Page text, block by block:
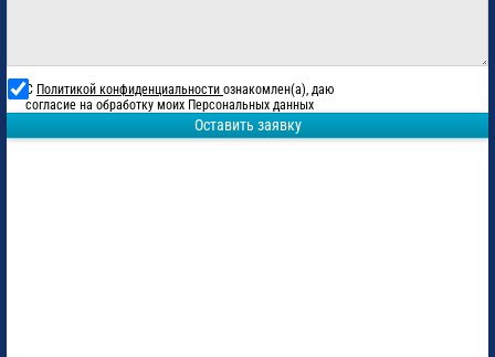
С Политикой конфиденциальности ознакомлен(а), даю
согласие на обработку моих Персональных данных
Оставить заявку